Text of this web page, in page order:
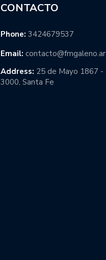
CONTACTO
Phone: 3424679537
Email: contacto@fmgaleno.ar
Address: 25 de Mayo 1867 -
3000, Santa Fe